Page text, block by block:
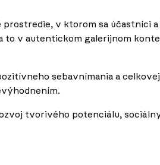
v ktorom sa účastníci
v autentickom galerijnom
sebavnímania a
tvorivého potenciálu,